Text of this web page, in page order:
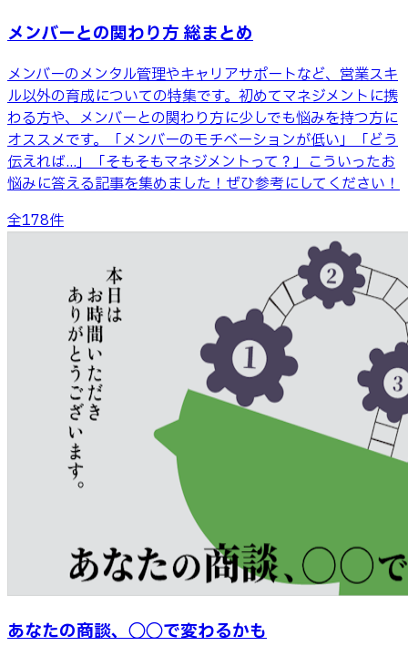
メンバーとの関わり方 総まとめ
メンバーのメンタル管理やキャリアサポートなど、営業スキ
ル以外の育成についての特集です。初めてマネジメントに携
わる方や、メンバーとの関わり方に少しでも悩みを持つ方に
オススメです。「メンバーのモチベーションが低い」「どう
伝えれば...」「そもそもマネジメントって？」こういったお
悩みに答える記事を集めました！ぜひ参考にしてください！
全178件
あなたの商談、◯◯で変わるかも